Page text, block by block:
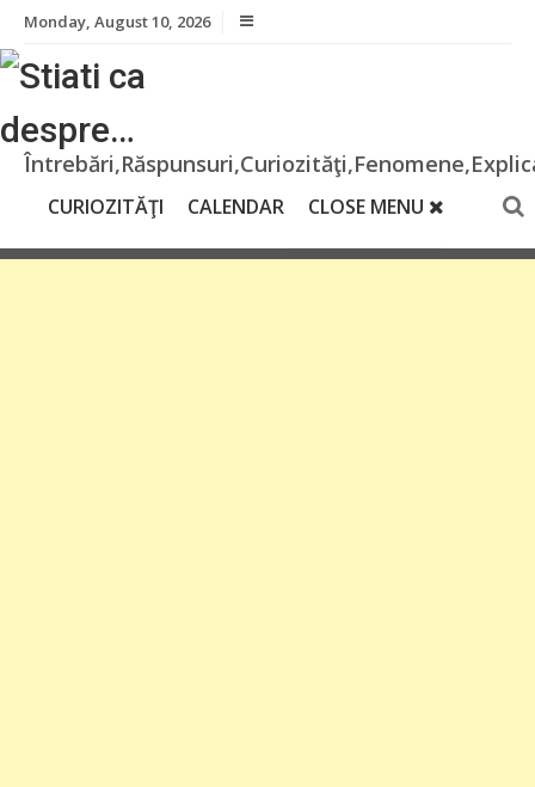
Skip
content
Monday, August 10, 2026
CURIOZITĂŢI CALENDAR CLOSE MENU